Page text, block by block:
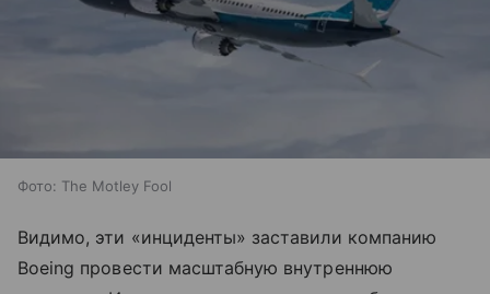
Фото: The Motley Fool
Видимо, эти «инциденты» заставили компанию
Boeing провести масштабную внутреннюю